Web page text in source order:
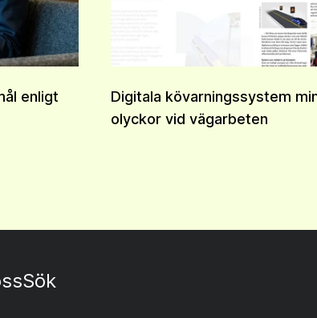
enligt
Digitala kövarningssystem
olyckor vid vägarbeten
Sök